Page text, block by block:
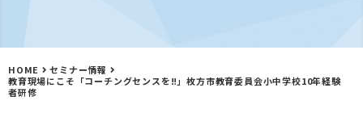
HOME
セミナー情報
教育現場にこそ「コーチングセンスを‼」枚方市教育委員会小中学校10年経験
者研修